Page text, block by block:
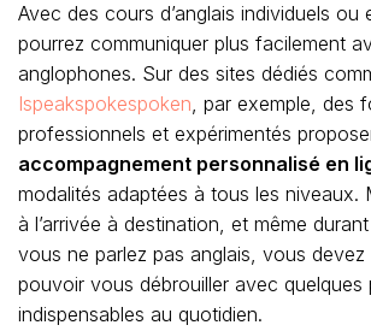
Avec des cours d’anglais individuels ou
pourrez communiquer plus facilement
anglophones. Sur des sites dédiés
Ispeakspokespoken, par exemple, des
professionnels et expérimentés
accompagnement personnalisé en
modalités adaptées à tous les niveaux.
à l’arrivée à destination, et même
vous ne parlez pas anglais, vous devez
pouvoir vous débrouiller avec quelques
indispensables au quotidien.